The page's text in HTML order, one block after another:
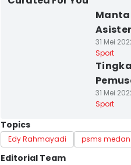
31 Mei
Sport
31 Mei
Sport
Topics
Edy Rahmayadi psms medan
Editorial Team